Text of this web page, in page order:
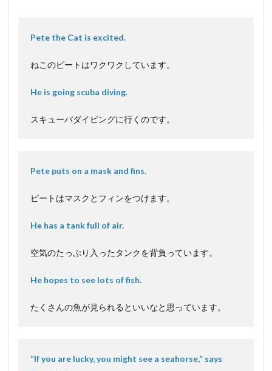
Pete the Cat is excited.
ねこのピートはワクワクしています。
He is going scuba diving.
スキューバダイビングに行くのです。
Pete puts on a mask and fins.
ピートはマスクとフィンをつけます。
He has a tank full of air.
空気のたっぷり入ったタンクを背負っています。
He hopes to see lots of fish.
たくさんの魚が見られるといいなと思っています。
“If you are lucky, you might see a seahorse,” says